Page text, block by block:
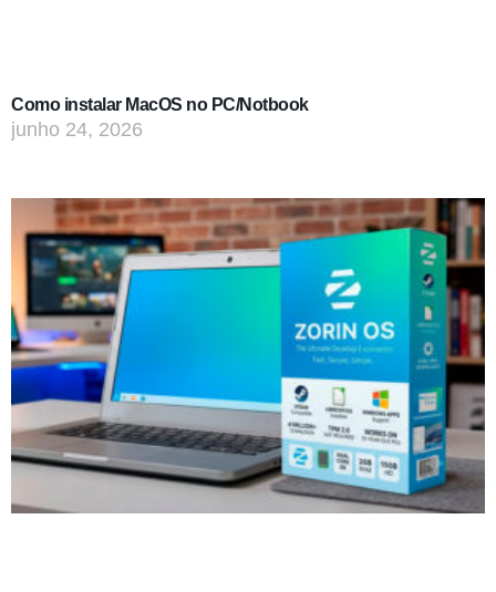
Como instalar MacOS no PC/Notbook
junho 24, 2026